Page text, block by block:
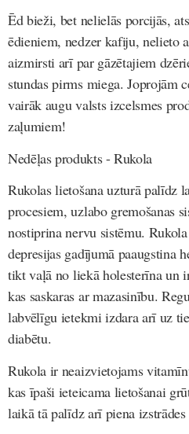
Ēd bieži, bet nelielās porcijās,
ēdieniem, nedzer kafiju, nelieto
aizmirsti arī par gāzētajiem
stundas pirms miega. Joprojām
vairāk augu valsts izcelsmes
zaļumiem!
Nedēļas produkts - Rukola
Rukolas lietošana uzturā palīdz
procesiem, uzlabo gremošanas
nostiprina nervu sistēmu.
depresijas gadījumā paaugstina
tikt vaļā no liekā holesterīna un
kas saskaras ar mazasinību.
labvēlīgu ietekmi izdara arī uz
diabētu.
Rukola ir neaizvietojams
kas īpaši ieteicama lietošanai
laikā tā palīdz arī piena izstrādes